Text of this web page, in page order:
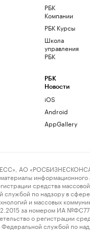
РБК
Компании
РБК Курсы
Школа
управления
РБК
РБК
Новости
iOS
Android
AppGallery
АО
информационного
средства
службой по надзору в сфере
и массовых
за номером ИА
о регистрации
службой по